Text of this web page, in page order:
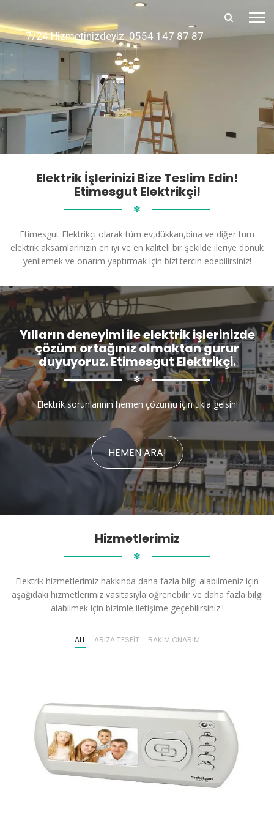
7/24 Hizmetinizdeyiz. 0554 147 87 87
Elektrik İşlerinizi Bize Teslim Edin!
Etimesgut Elektrikçi!
✻
Etimesgut Elektrikçi olarak tüm ev,dükkan,bina ve diğer tüm
elektrik aksamlarınızın en iyi ve en kaliteli bir şekilde ileriye dönük
yenilemek ve onarım yaptırmak için bizi tercih edebilirsiniz!
Yılların deneyimi ile elektrik işlerinizde
çözüm ortağınız olmaktan gurur
duyuyoruz. Etimesgut Elektrikçi.
✻
Elektrik sorunlarının hemen çözümü için tıkla gelsin!
HEMEN ARA!
Hizmetlerimiz
✻
Elektrik hizmetlerimiz hakkında daha fazla bilgi alabilmeniz için
aşağıdaki hizmetlerimiz vasıtasıyla öğrenebilir ve daha fazla bilgi
alabilmek için bizimle iletişime geçebilirsiniz.!
ALL ARIZA TESPIT BAKIM ONARIM